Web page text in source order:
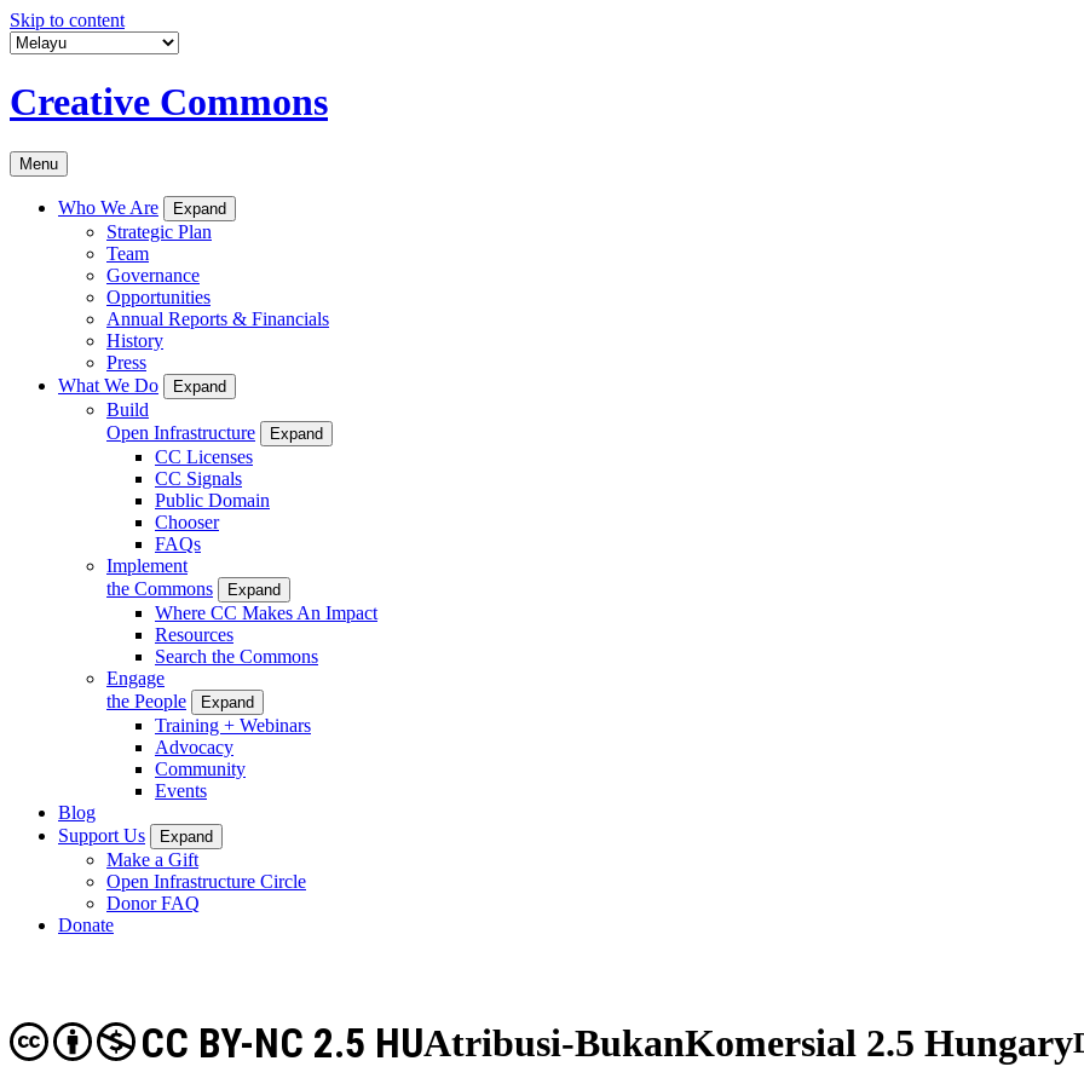
Skip to content
Creative Commons
Menu
Who We Are Expand
Strategic Plan
Team
Governance
Opportunities
Annual Reports & Financials
History
Press
What We Do
Expand
Build
Open Infrastructure
Expand
CC Licenses
CC Signals
Public Domain
Chooser
FAQs
Implement
the Commons
Expand
Where CC Makes An Impact
Resources
Search the Commons
Engage
the People
Expand
Training + Webinars
Advocacy
Community
Events
Blog
Support Us
Expand
Make a Gift
Open Infrastructure Circle
Donor FAQ
Donate
Atribusi-BukanKomersial 2.5 Hungary
CC BY-NC 2.5 HU